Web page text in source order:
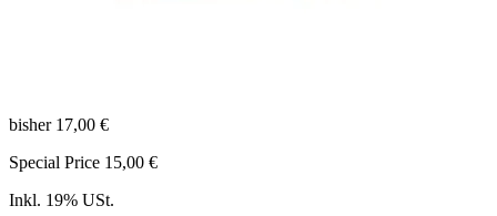
bisher 17,00 €
Special Price 15,00 €
Inkl. 19% USt.